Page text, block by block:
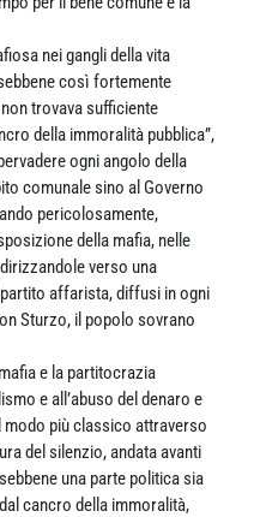
nei gangli della vita
così fortemente
trovava sufficiente
della immoralità pubblica”,
ogni angolo della
comunale sino al Governo
pericolosamente,
della mafia, nelle
verso una
affarista, diffusi in ogni
Sturzo, il popolo sovrano
e la partitocrazia
e all’abuso del denaro e
modo più classico attraverso
del silenzio, andata avanti
una parte politica sia
cancro della immoralità,